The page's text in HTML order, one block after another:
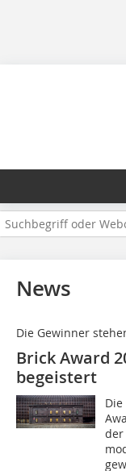
News
Die Gewinner
Brick Award
begeistert
der